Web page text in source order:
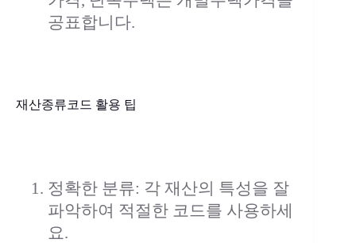
공표합니다.
재산종류코드 활용 팁
정확한 분류: 각 재산의 특성을 잘
파악하여 적절한 코드를 사용하세
요.